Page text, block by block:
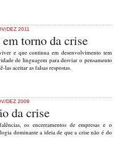
DEZ 2011
torno da crise
e que continua em desenvolvimento tem
de linguagem para desviar o pensamento
las aceitar as falsas respostas.
DEZ 2009
da crise
os encerramentos de empresas e o
dominante a ideia de que a crise não é do